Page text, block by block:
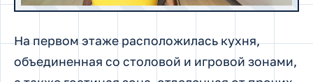
На первом этаже расположилась кухня,
объединенная со столовой и игровой зонами,